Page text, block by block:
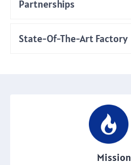
Partnerships
State-Of-The-Art Factory
Mission